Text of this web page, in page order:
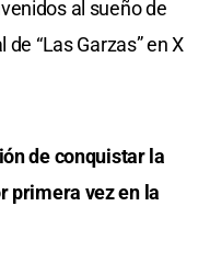
al sueño de
“Las Garzas” en X
de conquistar la
primera vez en la